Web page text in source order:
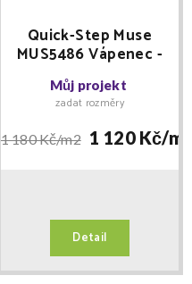
Quick-Step Muse
MUS5486 Vápenec -
laminátová podlaha
Můj projekt
zadat rozměry
1 180 Kč/m2 1 120 Kč/
Detail